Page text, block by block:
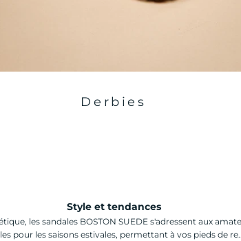
Derbies
Style et tendances
les sandales BOSTON SUEDE s'adressent aux
pour les saisons estivales, permettant à vos pieds de